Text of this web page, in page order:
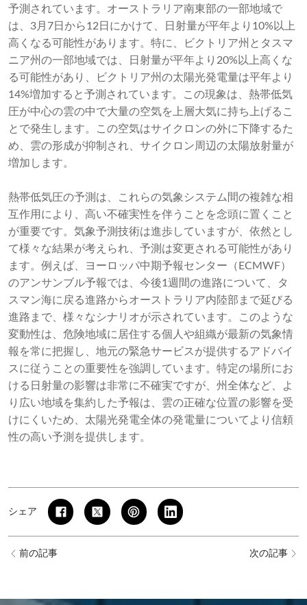
予測されています。オーストラリア南東部の一部地域で
は、3月7日から12日にかけて、日射量が平年より10%以上
高くなる可能性があります。特に、ビクトリア州とタスマ
ニア州の一部地域では、日射量が平年より20%以上高くな
る可能性があり、ビクトリア州の太陽光発電量は平年より
14%増加すると予測されています。この現象は、熱帯低気
圧が中心の雲の中で大量の空気を上層大気に持ち上げるこ
とで発生します。この空気はサイクロンの外に下降するた
め、雲の形成が抑制され、サイクロン周辺の太陽放射量が
増加します。
熱帯低気圧の予測は、これらの気象システム間の複雑な相
互作用により、高い不確実性を伴うことを念頭に置くこと
が重要です。気象予測技術は進歩していますが、依然とし
て様々な結果が考えられ、予測は変更される可能性があり
ます。例えば、ヨーロッパ中期予報センター（ECMWF）
のアンサンブル予報では、今後1週間の進路について、タ
スマン海に戻る進路からオーストラリア内陸部まで延びる
進路まで、様々なシナリオが示されています。このような
変動性は、危険地域に居住する個人や組織が最新の気象情
報を常に把握し、地元の緊急サービスが提供するアドバイ
スに従うことの重要性を強調しています。特定の場所にお
ける日射量の影響は非常に不確実ですが、州全体など、よ
り広い地域を集約した予報は、雲の正確な位置の影響を受
けにくいため、太陽光発電全体の発電量についてより信頼
性の高い予測を提供します。
シェア
前の記事 次の記事